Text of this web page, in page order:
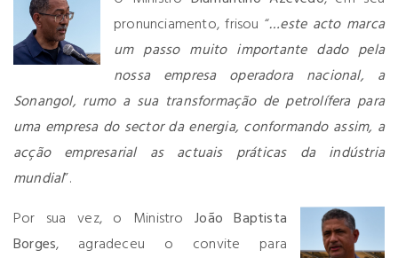
pronunciamento, frisou “…este acto marca
um passo muito importante dado pela
nossa empresa operadora nacional, a
Sonangol, rumo a sua transformação de petrolífera para
uma empresa do sector da energia, conformando assim, a
acção empresarial as actuais práticas da indústria
mundial”.
Por sua vez, o Ministro João Baptista
Borges, agradeceu o convite para